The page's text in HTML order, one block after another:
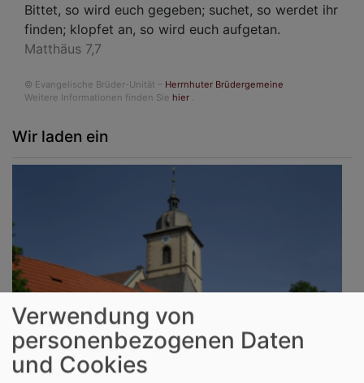
Bittet, so wird euch gegeben; suchet, so werdet ihr
finden; klopfet an, so wird euch aufgetan.
Matthäus 7,7
© Evangelische Brüder-Unität – Herrnhuter Brüdergemeine
Weitere Informationen finden Sie hier
Wir laden ein
Verwendung von
personenbezogenen Daten
und Cookies